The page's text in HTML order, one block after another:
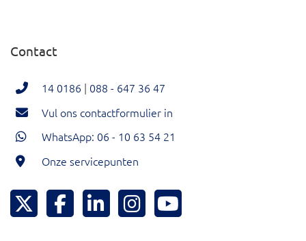
Contact
14 0186 | 088 - 647 36 47
Vul ons contactformulier in
WhatsApp: 06 - 10 63 54 21
Onze servicepunten
Hoeksche Waard Twitter
Hoeksche Waard Facebook
Hoeksche Waard LinkedIn
Hoeksche Waard Instagram